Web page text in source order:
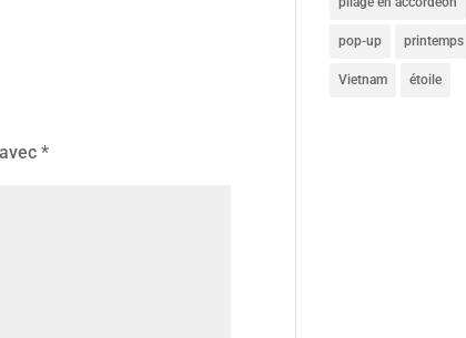
*
pop-up printemps
Vietnam étoile